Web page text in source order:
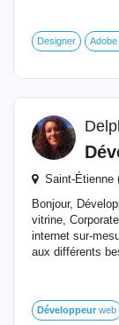
Designer
Saint-
Bonjour,
vitrine,
internet sur-
aux différents
Développeur web